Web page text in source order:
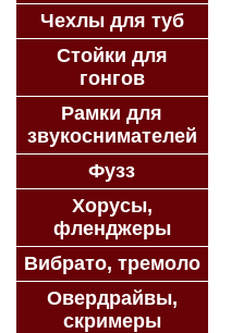
Чехлы для туб
Стойки для
гонгов
Рамки для
звукоснимателей
Фузз
Хорусы,
фленджеры
Вибрато, тремоло
Овердрайвы,
скримеры